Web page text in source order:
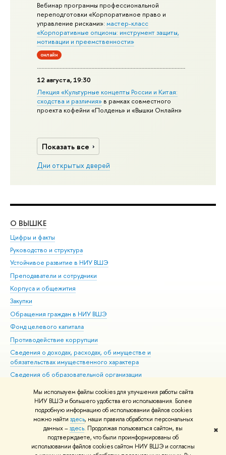
Мы используем файлы cookies для улучшения работы сайта
НИУ ВШЭ и большего удобства его использования. Более
подробную информацию об использовании файлов cookies
можно найти здесь, наши правила обработки персональных
данных –здесь. Продолжая пользоваться сайтом, вы
подтверждаете, что были проинформированы об
использовании файлов cookies сайтом НИУ ВШЭ и согласны
✖
Вебинар программы профессиональной
переподготовки «Корпоративное право и
управление рисками»:мастер-класс
«Корпоративные опционы: инструмент защиты,
мотивации и преемственности»
онлайн
12 августа, 19:30
Лекция «Культурные концепты России и Китая:
сходства и различия» в рамках совместного
проекта кофейни «Полдень» и «Вышки Онлайн»
Показать все
Дни открытых дверей
О ВЫШКЕ
Цифры и факты
Руководство и структура
Устойчивое развитие в НИУ ВШЭ
Преподаватели и сотрудники
Корпуса и общежития
Закупки
Обращения граждан в НИУ ВШЭ
Фонд целевого капитала
Противодействие коррупции
Сведения о доходах, расходах, об имуществе и
обязательствах имущественного характера
Сведения об образовательной организации
Людям с ограниченными возможностями здоровья
Единая платежная страница
Работа в Вышке
© НИУ ВШЭ 1993–2026 Адреса и контакты Условия использования